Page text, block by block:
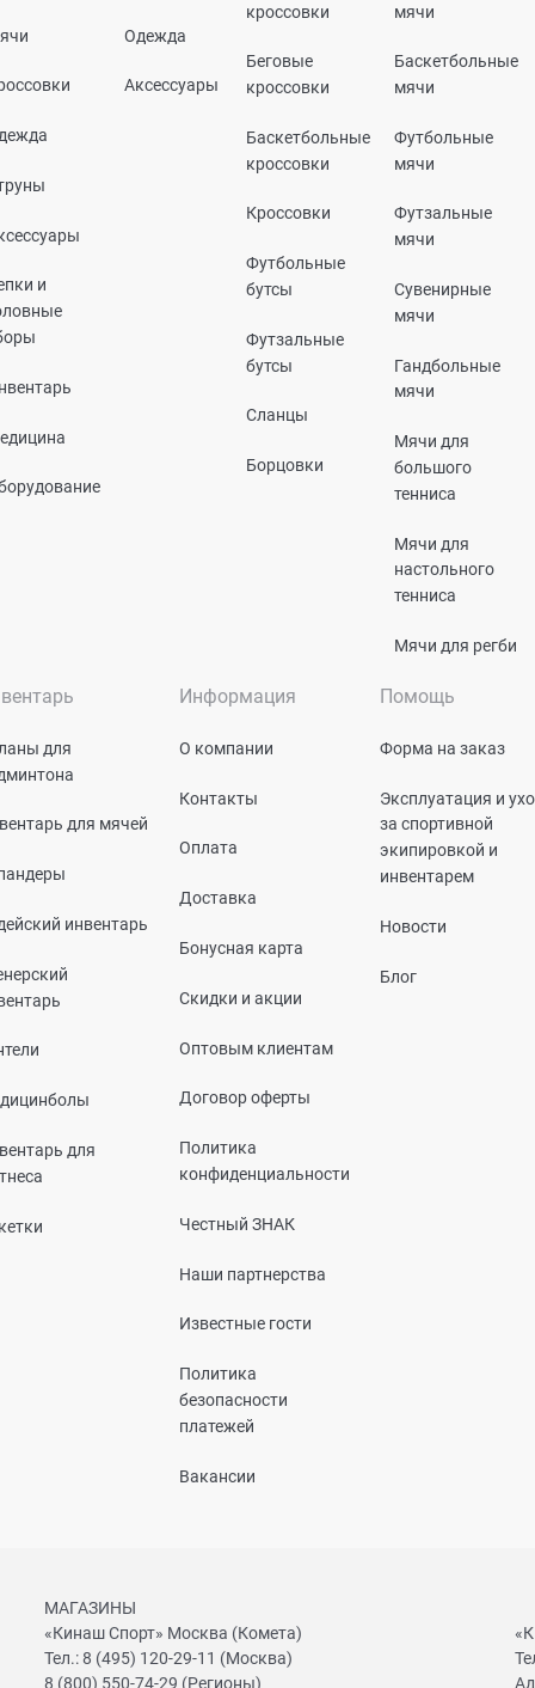
и
Одежда
Аксессуары
кроссовки
Беговые
кроссовки
Баскетбольные
кроссовки
Кроссовки
Футбольные
бутсы
Футзальные
бутсы
Сланцы
Борцовки
мячи
Баскетбольные
мячи
Футбольные
мячи
Футзальные
мячи
Сувенирные
мячи
Гандбольные
мячи
Мячи для
большого
тенниса
Мячи для
настольного
тенниса
Мячи для регби
для
для мячей
инвентарь
для
Информация
О компании
Контакты
Оплата
Доставка
Бонусная карта
Скидки и акции
Оптовым клиентам
Договор оферты
Политика
конфиденциальности
Честный ЗНАК
Наши партнерства
Известные гости
Политика
безопасности
платежей
Вакансии
Помощь
Форма на заказ
Эксплуатация и
за спортивной
экипировкой и
инвентарем
Новости
Блог
МАГАЗИНЫ
«Кинаш Спорт» Москва (Комета)
Тел.: 8 (495) 120-29-11 (Москва)
8 (800) 550-74-29 (Регионы)